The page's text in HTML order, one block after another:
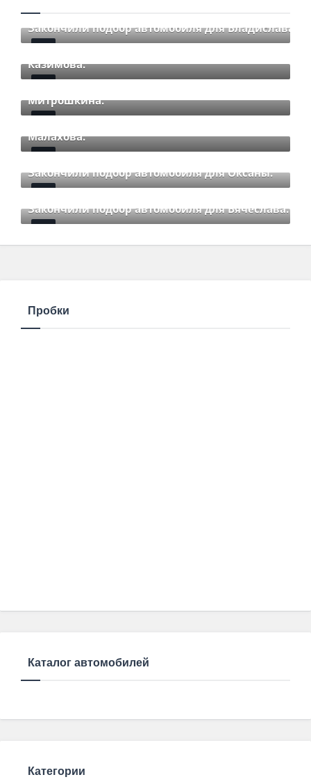
Закончили подбор автомобиля для Владислава.
Закончили подбор автомобиля для Романа
Казимова.
Закончили подбор автомобиля для Дмитрия
Митрошкина.
Закончили подбор автомобиля для Дмитрия
Малахова.
Закончили подбор автомобиля для Оксаны.
Закончили подбор автомобиля для Вячеслава.
Пробки
Каталог автомобилей
Категории